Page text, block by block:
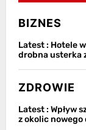
BIZNES
Latest : Hotele
drobna usterka
ZDROWIE
Latest : Wpływ
z okolic nowego